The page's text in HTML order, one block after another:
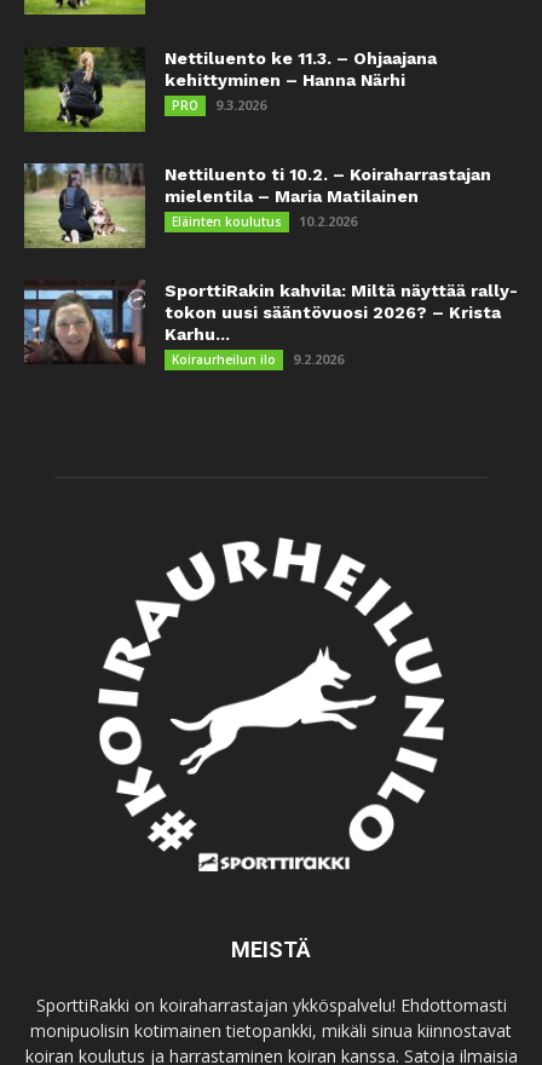
Nettiluento ke 11.3. – Ohjaajana
kehittyminen – Hanna Närhi
PRO 9.3.2026
Nettiluento ti 10.2. – Koiraharrastajan
mielentila – Maria Matilainen
Eläinten koulutus 10.2.2026
SporttiRakin kahvila: Miltä näyttää rally-
tokon uusi sääntövuosi 2026? – Krista
Karhu...
Koiraurheilun ilo 9.2.2026
MEISTÄ
SporttiRakki on koiraharrastajan ykköspalvelu! Ehdottomasti
monipuolisin kotimainen tietopankki, mikäli sinua kiinnostavat
koiran koulutus ja harrastaminen koiran kanssa. Satoja ilmaisia